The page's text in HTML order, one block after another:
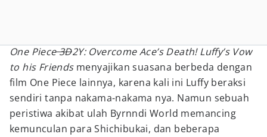
One Piece3D2Y: Overcome Ace’s Death! Luffy’s Vow
to his Friendsmenyajikan suasana berbeda dengan
film One Piece lainnya, karena kali ini Luffy beraksi
sendiri tanpa nakama-nakama nya. Namun sebuah
peristiwa akibat ulah Byrnndi World memancing
kemunculan para Shichibukai, dan beberapa